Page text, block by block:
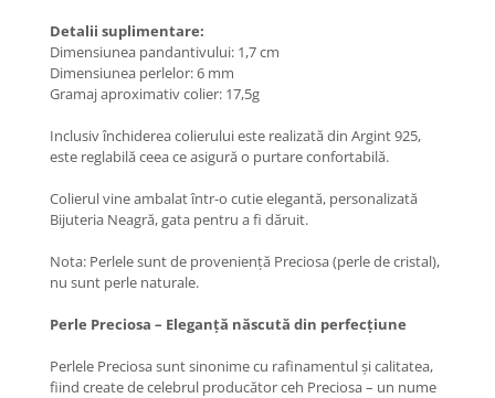
Coliere Diverse
BRĂȚĂRI
BRĂȚĂRI CU ȘNUR REGLABIL
Brățări din Aur cu șnur reglabil
Brățări din Argint cu șnur reglabil
BRĂȚĂRI CU PIETRE SEMIPREȚIOASE
Brățări din Aur cu pietre
Brățări din Argint cu pietre
semiprețioase
Brățări elastice cu pietre
BRĂȚĂRI DE PICIOR
Detalii suplimentare:
Dimensiunea pandantivului: 1,7 cm
Dimensiunea perlelor: 6 mm
Gramaj aproximativ colier: 17,5g
Inclusiv închiderea colierului este realizată din Argint 925,
este reglabilă ceea ce asigură o purtare confortabilă.
Colierul vine ambalat într-o cutie elegantă, personalizată
Bijuteria Neagră, gata pentru a fi dăruit.
Nota: Perlele sunt de proveniență Preciosa (perle de cristal),
nu sunt perle naturale.
Perle Preciosa – Eleganță născută din perfecțiune
Perlele Preciosa sunt sinonime cu rafinamentul și calitatea,
fiind create de celebrul producător ceh Preciosa – un nume